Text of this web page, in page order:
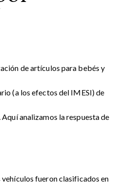
de artículos para bebés y
(a los efectos del IMESI) de
analizamos la respuesta de
fueron clasificados en